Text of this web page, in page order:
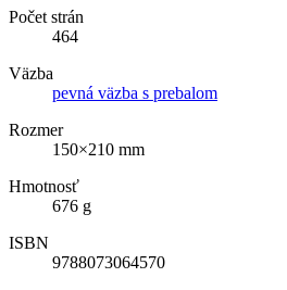
Počet strán
464
Väzba
pevná väzba s prebalom
Rozmer
150×210 mm
Hmotnosť
676 g
ISBN
9788073064570